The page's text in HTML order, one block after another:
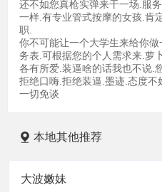
还不如您真枪实弹来干一场.服
一样.有专业管式按摩的女孩.肯
职.
你不可能让一个大学生来给你
务表.可根据您的个人需求来.萝
各有所爱.装逼啥的话我也不说.
拒绝口嗨.拒绝装逼.墨迹.态度
一切免谈
本地其他推荐
大波嫩妹